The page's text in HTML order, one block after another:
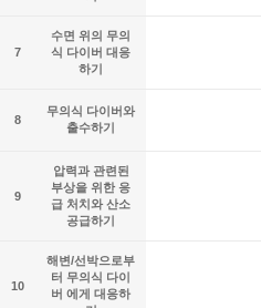
7
수면 위의 무의
식 다이버 대응
하기
8
무의식 다이버와
출수하기
9
압력과 관련된
부상을 위한 응
급 처치와 산소
공급하기
10
해변/선박으로부
터 무의식 다이
버 에게 대응하